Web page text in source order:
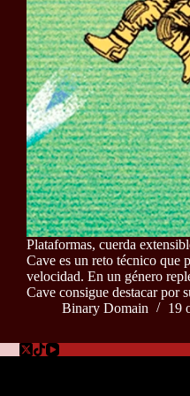
Plataformas, cuerda
Cave es un reto técnico que
velocidad. En un género
Cave consigue destacar
Binary Domain
19